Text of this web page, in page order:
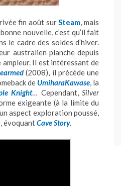
fin août sur Steam , mais
nouvelle, c’est qu’il fait
le cadre des soldes d’hiver.
australien planche depuis
Il est intéressant de
(2008), il précède une
de UmiharaKawase, la
Knight… Cependant, Silver
exigeante (à la limite du
aspect exploration poussé,
évoquantCave Story.